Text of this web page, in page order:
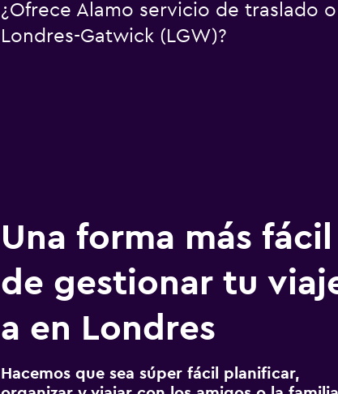
¿Ofrece Alamo servicio de traslado
Londres-Gatwick (LGW)?
Una forma más fácil
de gestionar tu
a en Londres
Hacemos que sea súper fácil planificar,